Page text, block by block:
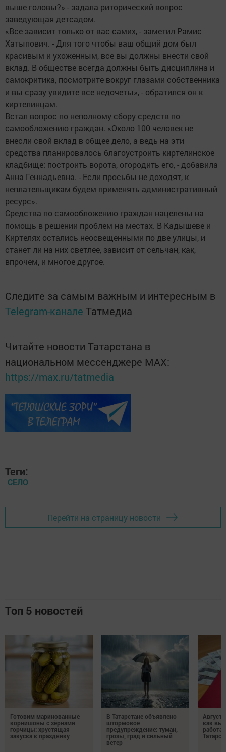
выше головы?» - задала риторический вопрос
заведующая детсадом.
«Все зависит только от вас самих, - заметил Рамис
Хатыпович. - Для того чтобы ваш общий дом был
красивым и ухоженным, все вы должны внести свой
вклад. В обществе всегда должны быть дисциплина и
самокритика, посмотрите вокруг глазами собственника
и вы сразу увидите все недочеты», - обратился он к
киртелинцам.
Встал вопрос по неполному сбору средств по
самообложению граждан. «Около 100 человек не
внесли свой вклад в общее дело, а ведь на эти
средства планировалось благоустроить киртелинское
кладбище: построить ворота, огородить его, - добавила
Анна Геннадьевна. - Если просьбы не доходят, к
неплательщикам будем применять административный
ресурс».
Средства по самообложению граждан нацелены на
помощь в решении проб­лем на местах. В Кадышеве и
Киртелях остались неосвещенными по две улицы, и
станет ли на них светлее, зависит от сельчан, как,
впрочем, и многое другое.
Следите за самым важным и интересным в
Telegram-канале Татмедиа
Читайте новости Татарстана в
национальном мессенджере MАХ:
https://max.ru/tatmedia
Теги:
СЕЛО
Перейти на страницу новости
Топ 5 новостей
Готовим маринованные
корнишоны с зёрнами
горчицы: хрустящая
закуска к празднику
В Татарстане объявлено
штормовое
предупреждение: туман,
грозы, град и сильный
ветер
как